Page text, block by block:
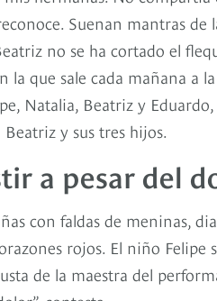
Suenan mantras
no se ha cortado el
la que sale cada mañana a
Natalia, Beatriz y
y sus tres hijos.
a pesar del
con faldas de meninas,
rojos. El niño
de la maestra del